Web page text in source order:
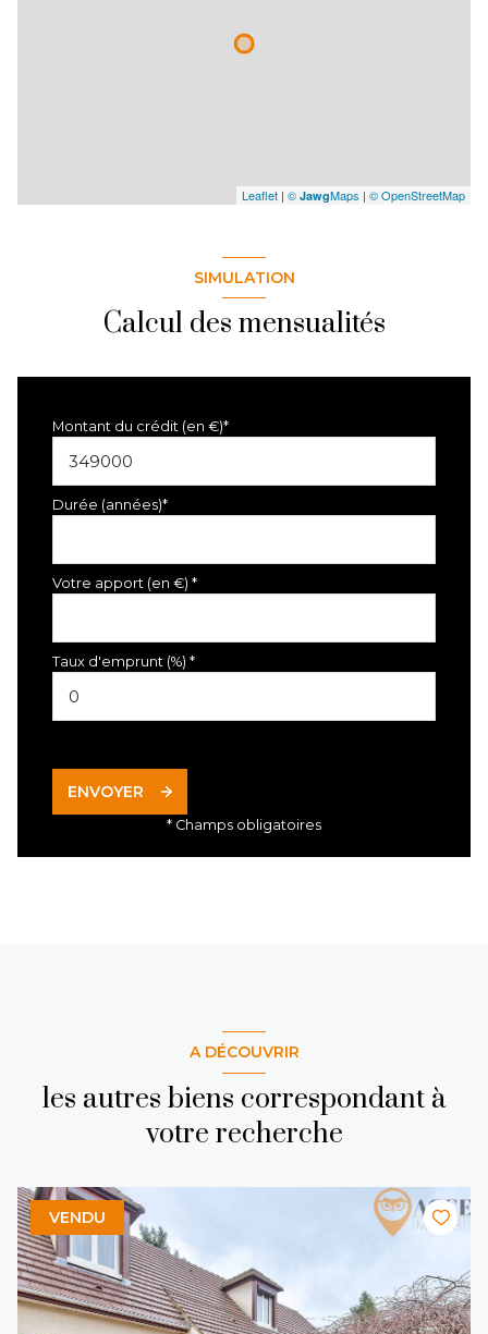
Leaflet | © JawgMaps | © OpenStreetMap
SIMULATION
Calcul des mensualités
Montant du crédit (en €)*
Durée (années)*
Votre apport (en €) *
Taux d'emprunt (%) *
ENVOYER
* Champs obligatoires
A DÉCOUVRIR
les autres biens correspondant à
votre recherche
VENDU